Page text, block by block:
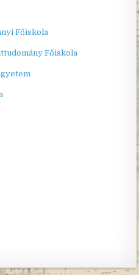
Főiskola
Főiskola